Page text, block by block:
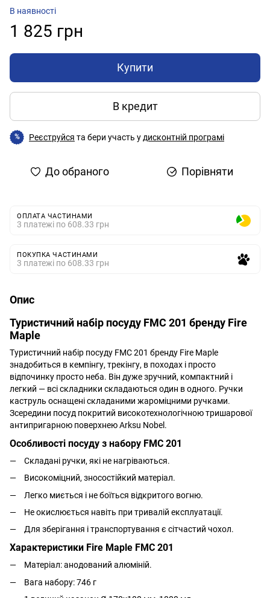
В наявності
1 825 грн
Купити
В кредит
% Реєструйся та бери участь у дисконтній програмі
До обраного Порівняти
ОПЛАТА ЧАСТИНАМИ
3 платежі по 608.33 грн
ПОКУПКА ЧАСТИНАМИ
3 платежі по 608.33 грн
Опис
Туристичний набір посуду FMC 201 бренду Fire
Maple
Туристичний набір посуду FMC 201 бренду Fire Maple
знадобиться в кемпінгу, трекінгу, в походах і просто
відпочинку просто неба. Він дуже зручний, компактний і
легкий — всі складники складаються один в одного. Ручки
каструль оснащені складаними жароміцними ручками.
Зсередини посуд покритий високотехнологічною тришарової
антипригарною поверхнею Arksu Nobel.
Особливості посуду з набору FMC 201
Складані ручки, які не нагріваються.
Високоміцний, зносостійкий матеріал.
Легко миється і не боїться відкритого вогню.
Не окислюється навіть при тривалій експлуатації.
Для зберігання і транспортування є сітчастий чохол.
Характеристики Fire Maple FMC 201
Матеріал: анодований алюміній.
Вага набору: 746 г